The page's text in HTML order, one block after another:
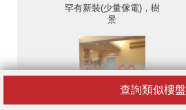
查詢類似樓盤
罕有新裝(少量傢電)，樹
景